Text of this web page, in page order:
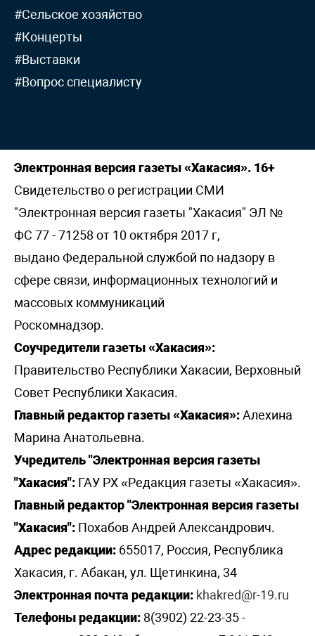
#Сельское хозяйство
#Концерты
#Выставки
#Вопрос специалисту
Электронная версия газеты «Хакасия». 16+
Свидетельство о регистрации СМИ
"Электронная версия газеты "Хакасия" ЭЛ №
ФС 77 - 71258 от 10 октября 2017 г,
выдано Федеральной службой по надзору в
сфере связи, информационных технологий и
массовых коммуникаций
Роскомнадзор.
Соучредители газеты «Хакасия»:
Правительство Республики Хакасии, Верховный
Совет Республики Хакасия.
Главный редактор газеты «Хакасия»:Алехина
Марина Анатольевна.
Учредитель "Электронная версия газеты
"Хакасия": ГАУ РХ «Редакция газеты «Хакасия».
Главный редактор "Электронная версия газеты
"Хакасия": Похабов Андрей Александрович.
Адрес редакции: 655017, Россия, Республика
Хакасия, г. Абакан, ул. Щетинкина, 34
Электронная почта редакции: khakred@r-19.ru
Телефоны редакции: 8(3902) 22-23-35 -